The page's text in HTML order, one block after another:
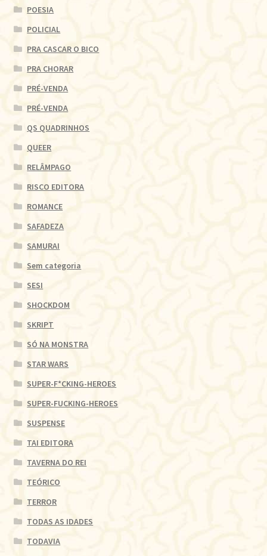
POESIA
POLICIAL
PRA CASCAR O BICO
PRA CHORAR
PRÉ-VENDA
PRÉ-VENDA
QS QUADRINHOS
QUEER
RELÂMPAGO
RISCO EDITORA
ROMANCE
SAFADEZA
SAMURAI
Sem categoria
SESI
SHOCKDOM
SKRIPT
SÓ NA MONSTRA
STAR WARS
SUPER-F*CKING-HEROES
SUPER-FUCKING-HEROES
SUSPENSE
TAI EDITORA
TAVERNA DO REI
TEÓRICO
TERROR
TODAS AS IDADES
TODAVIA